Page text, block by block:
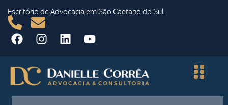
Escritório de Advocacia em São Caetano do Sul